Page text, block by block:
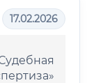
17.02.2026